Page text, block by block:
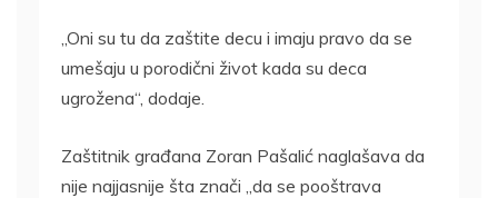
„Oni su tu da zaštite decu i imaju pravo da se
umešaju u porodični život kada su deca
ugrožena“, dodaje.
Zaštitnik građana Zoran Pašalić naglašava da
nije najjasnije šta znači „da se pooštrava